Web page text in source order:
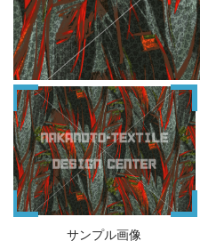
サンプル画像